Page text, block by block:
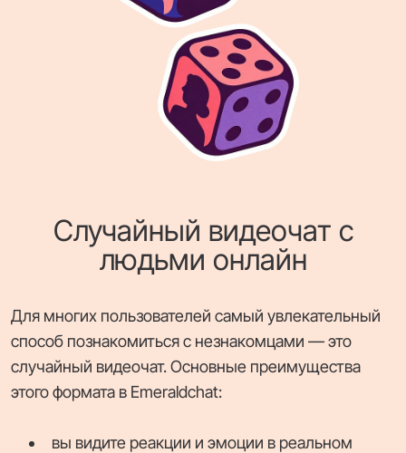
Случайный видеочат с
людьми онлайн
Для многих пользователей самый увлекательный
способ познакомиться с незнакомцами — это
случайный видеочат. Основные преимущества
этого формата в Emeraldchat:
вы видите реакции и эмоции в реальном